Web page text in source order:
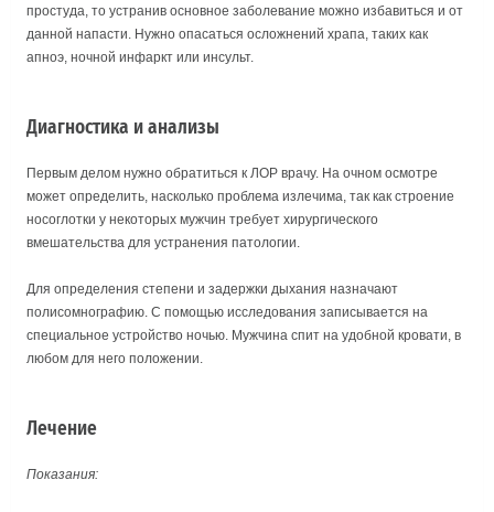
простуда, то устранив основное заболевание можно избавиться и от
данной напасти. Нужно опасаться осложнений храпа, таких как
апноэ, ночной инфаркт или инсульт.
Диагностика и анализы
Первым делом нужно обратиться к ЛОР врачу. На очном осмотре
может определить, насколько проблема излечима, так как строение
носоглотки у некоторых мужчин требует хирургического
вмешательства для устранения патологии.
Для определения степени и задержки дыхания назначают
полисомнографию. С помощью исследования записывается на
специальное устройство ночью. Мужчина спит на удобной кровати, в
любом для него положении.
Лечение
Показания: